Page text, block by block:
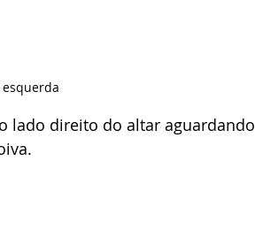
lado direito do altar aguardando